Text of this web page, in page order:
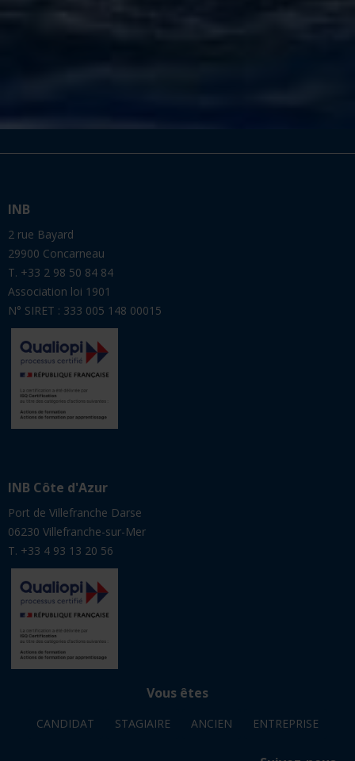
INB
2 rue Bayard
29900 Concarneau
T. +33 2 98 50 84 84
Association loi 1901
N° SIRET : 333 005 148 00015
INB Côte d'Azur
Port de Villefranche Darse
06230 Villefranche-sur-Mer
T. +33 4 93 13 20 56
Vous êtes
CANDIDAT STAGIAIRE ANCIEN ENTREPRISE